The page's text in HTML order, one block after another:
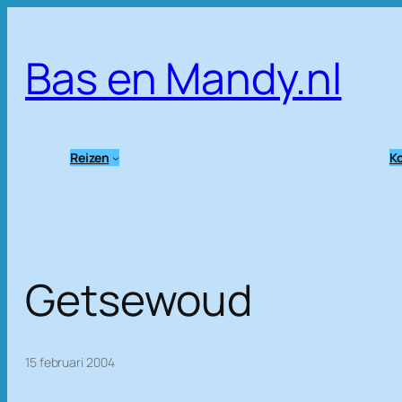
inhoud
Bas en Mandy.nl
Reizen
Getsewoud
15 februari 2004